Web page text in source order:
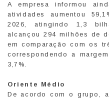
A empresa informou
atividades aumentou
2026, atingindo 1,3
alcançou 294 milhões de
em comparação com os
correspondendo a
3,7%.
Oriente Médio
De acordo com o grupo,